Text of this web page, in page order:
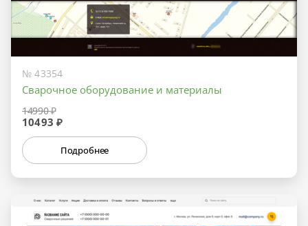
№ 43354
Сварочное оборудование и материалы
14990 ₽
10493 ₽
Подробнее